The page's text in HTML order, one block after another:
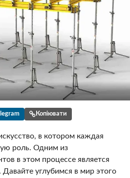
Копіювати
в котором каждая
роль. Одним из
в этом процессе является
углубимся в мир этого